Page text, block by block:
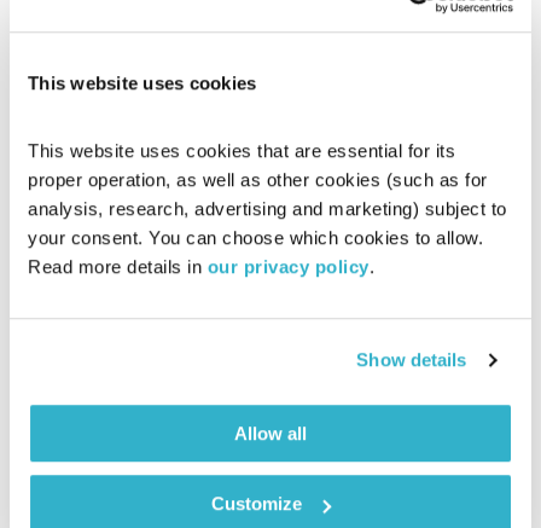
This website uses cookies
This website uses cookies that are essential for its
proper operation, as well as other cookies (such as for
analysis, research, advertising and marketing) subject to
your consent. You can choose which cookies to allow.
Read more details in our privacy policy.
Show details
Allow all
Customize
הקול יחסים
דליה אילת,גליה אלכסנדרודנה דבורין
20.06.21
00:27:37
איך הרשת החברתית משפיעה על הילדים שלנו? איך להתנהל מול
אודיו